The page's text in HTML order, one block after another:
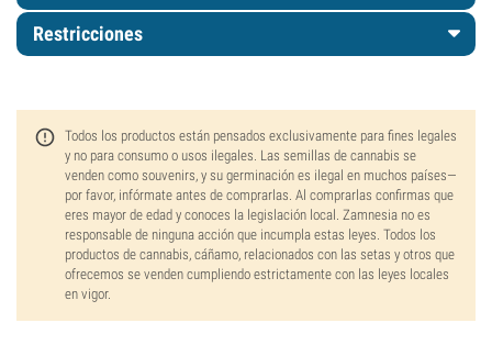
Restricciones
Todos los productos están pensados exclusivamente para fines legales
y no para consumo o usos ilegales. Las semillas de cannabis se
venden como souvenirs, y su germinación es ilegal en muchos países—
por favor, infórmate antes de comprarlas. Al comprarlas confirmas que
eres mayor de edad y conoces la legislación local. Zamnesia no es
responsable de ninguna acción que incumpla estas leyes. Todos los
productos de cannabis, cáñamo, relacionados con las setas y otros que
ofrecemos se venden cumpliendo estrictamente con las leyes locales
en vigor.